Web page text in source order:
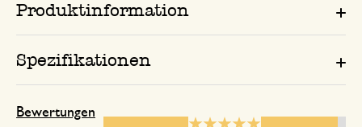
Produktinformation
Spezifikationen
Bewertungen
25. Dezember 2025
Nur Bewertung, ohne Kommentar